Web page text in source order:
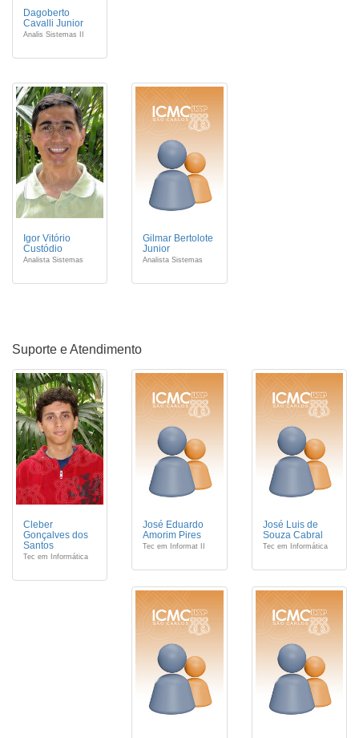
Dagoberto
Cavalli Junior
Analis Sistemas II
Igor Vitório
Custódio
Analista Sistemas
Gilmar Bertolote
Junior
Analista Sistemas
Suporte e Atendimento
Cleber
Gonçalves dos
Santos
Tec em Informática
José Eduardo
Amorim Pires
Tec em Informat II
José Luis de
Souza Cabral
Tec em Informática